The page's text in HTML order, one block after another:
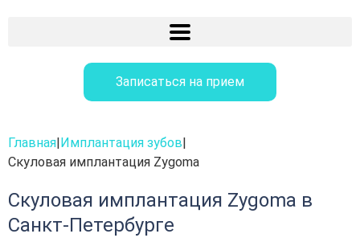
Записаться на прием
Главная|Имплантация зубов|
Скуловая имплантация Zygoma
Скуловая имплантация Zygoma в
Санкт-Петербурге